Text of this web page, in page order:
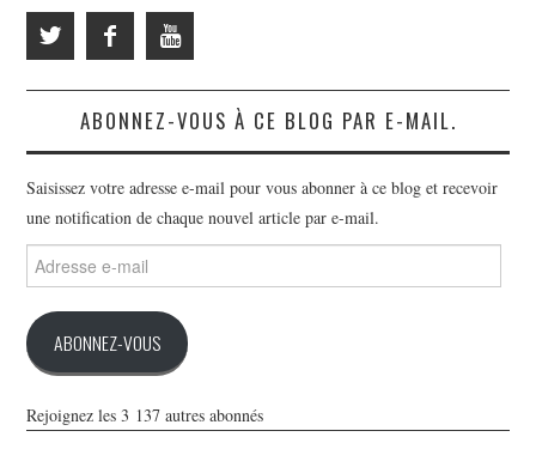
ABONNEZ-VOUS À CE BLOG PAR E-MAIL.
Saisissez votre adresse e-mail pour vous abonner à ce blog et recevoir
une notification de chaque nouvel article par e-mail.
Adresse
e-
ABONNEZ-VOUS
Rejoignez les 3 137 autres abonnés